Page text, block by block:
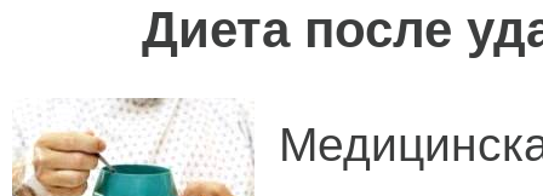
Диета после